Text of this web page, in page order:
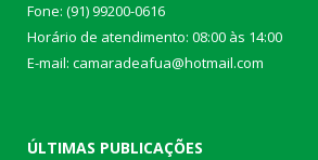
Fone: (91) 99200-0616
Horário de atendimento: 08:00 às 14:00
E-mail: camaradeafua@hotmail.com
ÚLTIMAS PUBLICAÇÕES